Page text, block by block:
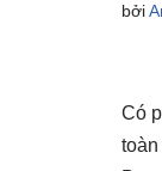
bởi
Có